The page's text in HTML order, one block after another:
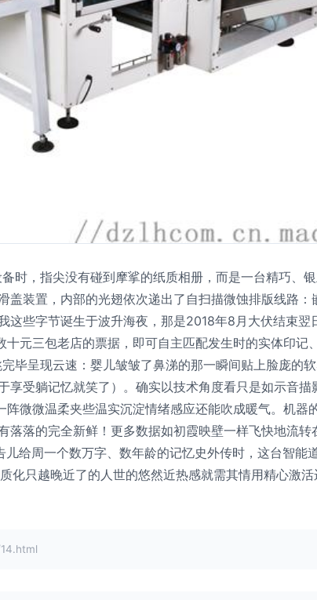
时，指尖没有碰到摩挲的纸质相册，而是一台精巧、
装置，内部的光翅依次递出了自扫描微蚀排版线路
些字节诞生于波升海夜，那是2018年8月大伏结束翌
元三包老店的票据，即可自主匹配发生时的实体印
毕呈现云速：婴儿皱皱了鼻涕的那一瞬间贴上脸庞的
受躺记忆就笑了）。确实以技术角度看只是如示音
微微温柔夹些温实沉淀情绪感应还能吹成暖气。机器
落的完全新鲜！更多数据如初霞映壁一样飞快地流
给周一个数万字、数年龄的记忆史外传时，这台智能
化只越晚近了的人世的悠然近热感就需其情用精心激